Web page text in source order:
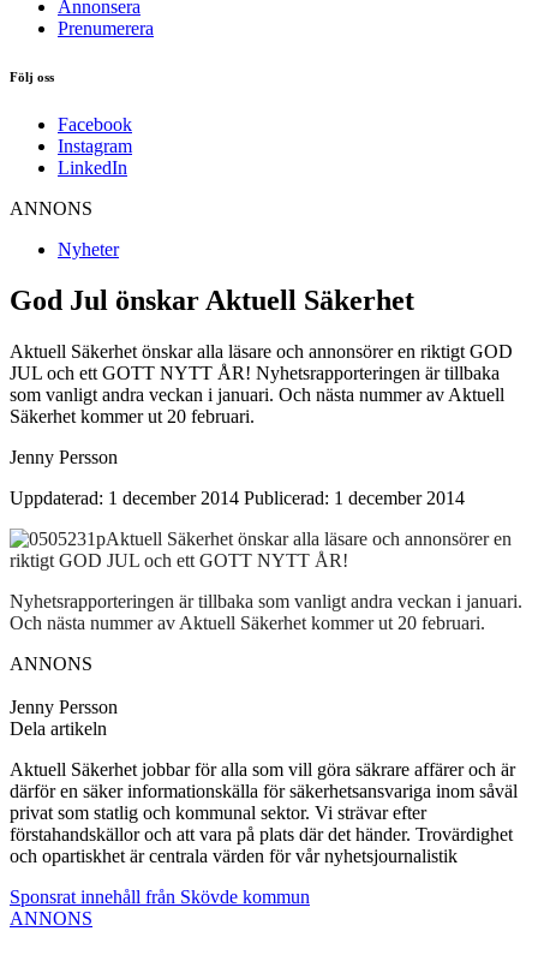
Annonsera
Prenumerera
Följ oss
Facebook
Instagram
LinkedIn
ANNONS
Nyheter
God Jul önskar Aktuell Säkerhet
Aktuell Säkerhet önskar alla läsare och annonsörer en riktigt GOD
JUL och ett GOTT NYTT ÅR! Nyhetsrapporteringen är tillbaka
som vanligt andra veckan i januari. Och nästa nummer av Aktuell
Säkerhet kommer ut 20 februari.
Jenny Persson
Uppdaterad: 1 december 2014 Publicerad: 1 december 2014
Aktuell Säkerhet önskar alla läsare och annonsörer en
riktigt GOD JUL och ett GOTT NYTT ÅR!
Nyhetsrapporteringen är tillbaka som vanligt andra veckan i januari.
Och nästa nummer av Aktuell Säkerhet kommer ut 20 februari.
ANNONS
Jenny Persson
Dela artikeln
Aktuell Säkerhet jobbar för alla som vill göra säkrare affärer och är
därför en säker informationskälla för säkerhetsansvariga inom såväl
privat som statlig och kommunal sektor. Vi strävar efter
förstahandskällor och att vara på plats där det händer. Trovärdighet
och opartiskhet är centrala värden för vår nyhetsjournalistik
Sponsrat innehåll från Skövde kommun
ANNONS